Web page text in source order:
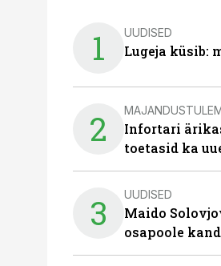
1 UUDISED
Lugeja küsib:
2
Infortari
toetasid ka
3 UUDISED
Maido
osapoole